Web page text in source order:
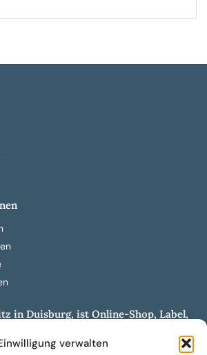
verwalten
in Duisburg, ist Online-Shop, Label,
SoulPeddler Vinyl-Presswerk und